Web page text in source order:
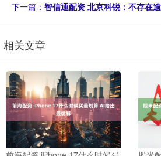
下一篇： 智信通配资 北京科锐：不存在
相关文章